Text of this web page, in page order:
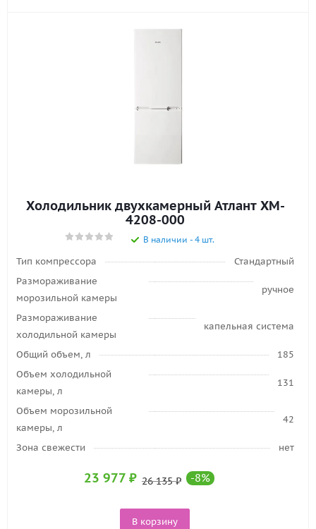
Холодильник двухкамерный Атлант XM-
4208-000
В наличии - 4 шт.
Тип компрессора
Стандартный
Размораживание
морозильной камеры
ручное
Размораживание
холодильной камеры
капельная система
Общий объем, л
185
Объем холодильной
камеры, л
131
Объем морозильной
камеры, л
42
Зона свежести нет
23 977 ₽ 26 135₽ -8%
В корзину